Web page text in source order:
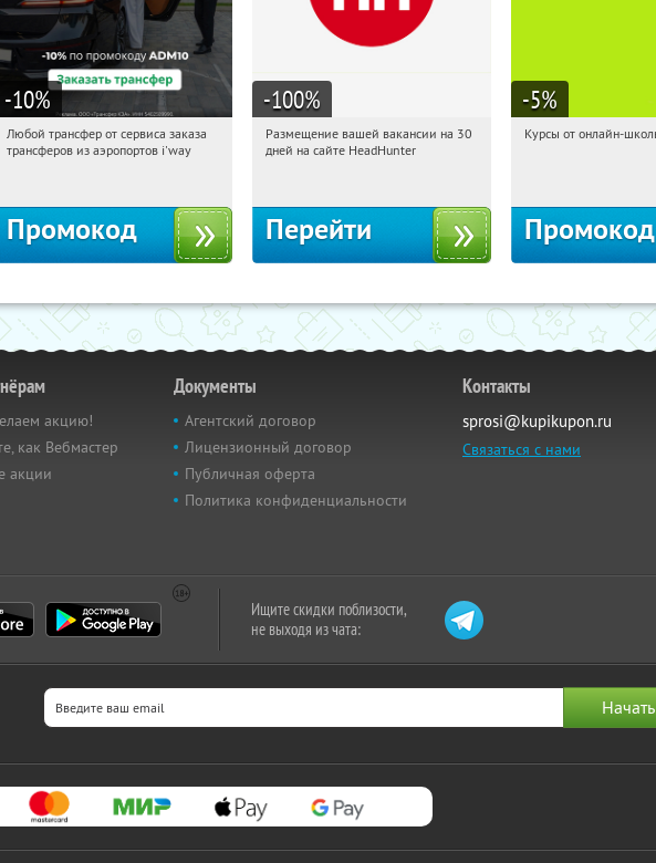
-10%
19:19:13
Получи первым!
Любой трансфер от сервиса заказа
трансферов из аэропортов i'way
Промокод
-100%
19:19:13
Получи первым!
Размещение вашей вакансии на 30
дней на сайте HeadHunter
Перейти
-5%
19:19:13
Курсы от онлайн-
Промокод
акцию!
как Вебмастер
акции
Документы
Агентский договор
Лицензионный договор
Публичная оферта
Политика конфиденциальности
Контакты
sprosi@kupikupon.ru
Связаться с нами
Ищите скидки поблизости,
не выходя из чата: